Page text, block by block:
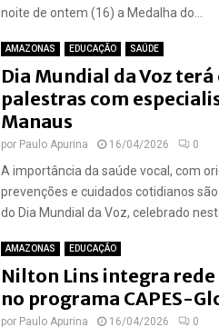
noite de ontem (16) a Medalha do...
AMAZONAS EDUCAÇÃO SAÚDE
Dia Mundial da Voz terá
palestras com
Manaus
por Paulo Apurina 16/04/2026 0
A importância da saúde vocal, com
prevenções e cuidados cotidianos
do Dia Mundial da Voz, celebrado
AMAZONAS EDUCAÇÃO
Nilton Lins integra
no programa CAPES-
por Paulo Apurina 16/04/2026 0